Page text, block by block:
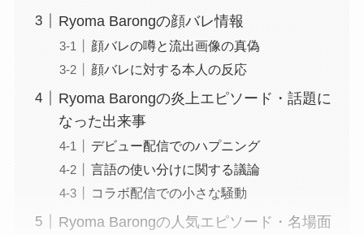
Ryoma Barongの顔バレ情報
顔バレの噂と流出画像の真偽
顔バレに対する本人の反応
Ryoma Barongの炎上エピソード・話題に
なった出来事
デビュー配信でのハプニング
言語の使い分けに関する議論
コラボ配信での小さな騒動
Ryoma Barongの人気エピソード・名場面